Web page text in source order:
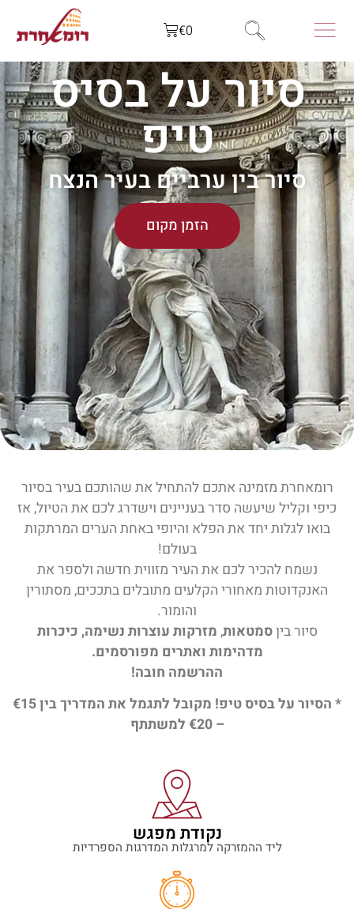
€0
סיור על בסיס
טיפ
סיור בין ערביים בעיר הנצח
הזמן מקום
רומאחרת מזמינה אתכם להתחיל את שהותכם בעיר בסיור
כיפי וקליל שיעשה סדר בעניינים וישדרג לכם את הטיול, אז
בואו לגלות יחד את הפלא והיופי באחת הערים המרתקות
בעולם!
נשמח להכיר לכם את העיר מזווית חדשה ולספר את
האנקדוטות מאחורי הקלעים מתובלים בתככים, מסתורין
והומור.
סיור ביןסמטאות, מזרקות עוצרות נשימה, כיכרות
מדהימות ואתרים מפורסמים.
ההרשמה חובה!
* הסיור על בסיס טיפ! מקובל לתגמל את המדריך בין €15
– €20 למשתתף
נקודת מפגש
ליד ההמזרקה למרגלות המדרגות הספרדיות